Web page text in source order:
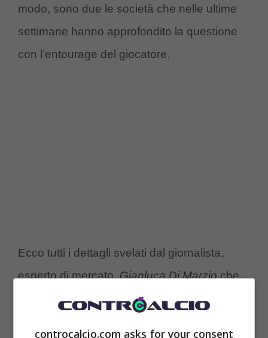
modo, sono due le società che nelle ultime
settimane hanno approfondito la questione
con l’entourage del giocatore.
Ecco tutti i dettagli svelati dal giornalista,
esperto di mercato,Gianluca Di Marzioche
ha detto la sua in merito a questo
controcalcio.com asks for your consent